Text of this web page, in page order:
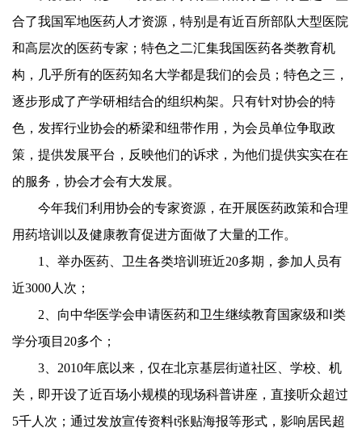
合了我国军地医药人才资源，特别是有近百所部队大型医院
和高层次的医药专家；特色之二汇集我国医药各类教育机
构，几乎所有的医药知名大学都是我们的会员；特色之三，
逐步形成了产学研相结合的组织构架。只有针对协会的特
色，发挥行业协会的桥梁和纽带作用，为会员单位争取政
策，提供发展平台，反映他们的诉求，为他们提供实实在在
的服务，协会才会有大发展。
今年我们利用协会的专家资源，在开展医药政策和合理
用药培训以及健康教育促进方面做了大量的工作。
1
、举办医药、卫生各类培训班近20多期，参加人员有
近3000人次；
2 、向中华医学会申请医药和卫生继续教育国家级和 类
学分项目 20多个；
3
2010年底以来，仅在北京基层街道社区、学校、机
关，即开设了近百场小规模的现场科普讲座，直接听众超过
5千人次；通过发放宣传资料t张贴海报等形式，影响居民超